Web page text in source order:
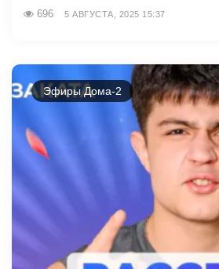
696 5 АВГУСТА, 2025 15:37
Эфиры Дома-2